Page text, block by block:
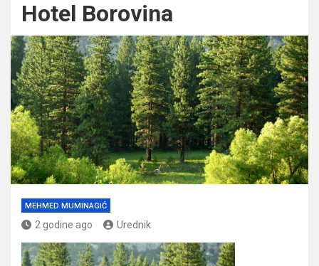
Hotel Borovina
MEHMED MUMINAGIĆ
2 godine ago Urednik